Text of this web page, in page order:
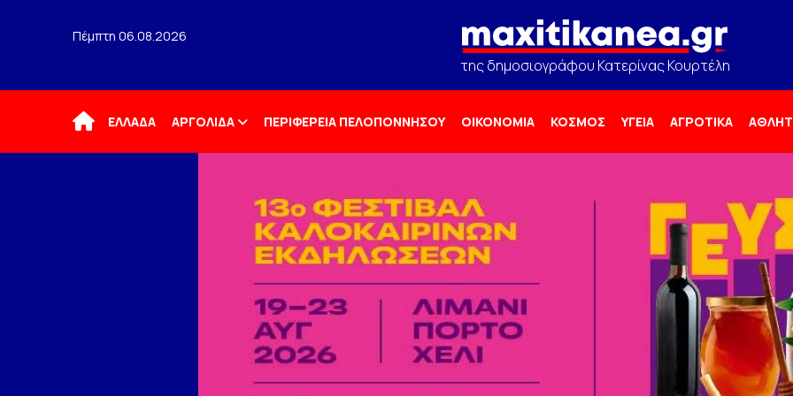
Πέμπτη 06.08.2026
της δημοσιογράφου Κατερίνας Κουρτέλη
ΑρχικήΕΛΛΑΔΑ ΑΡΓΟΛΙΔΑ ΠΕΡΙΦΕΡΕΙΑ ΠΕΛΟΠΟΝΝΗΣΟΥ ΟΙΚΟΝΟΜΙΑ ΚΟΣΜΟΣ ΥΓΕΙΑ ΑΓΡΟΤΙΚΑ